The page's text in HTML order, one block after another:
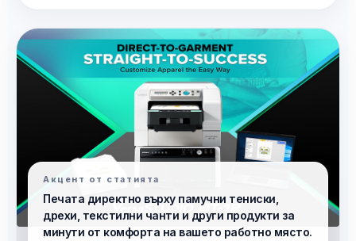
Акцент от статията
Печата директно върху памучни тениски,
дрехи, текстилни чанти и други продукти за
минути от комфорта на вашето работно място.